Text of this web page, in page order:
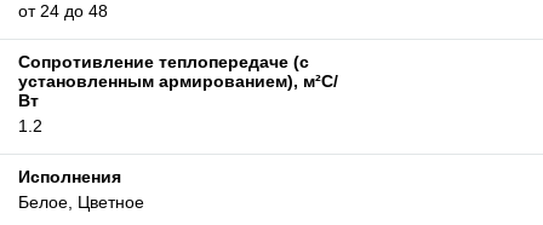
от 24 до 48
Сопротивление теплопередаче (с
установленным армированием), м²С/
Вт
1.2
Исполнения
Белое, Цветное